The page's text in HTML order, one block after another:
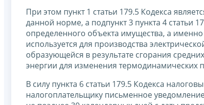
При этом пункт 1 статьи 179.5 Кодекса
данной норме, а подпункт 3 пункта 4 статьи
определенного объекта имущества, а
используется для производства
образующейся в результате сгорания
энергии для изменения термодинамических
В силу пункта 6 статьи 179.5 Кодекса
налогоплательщику письменное